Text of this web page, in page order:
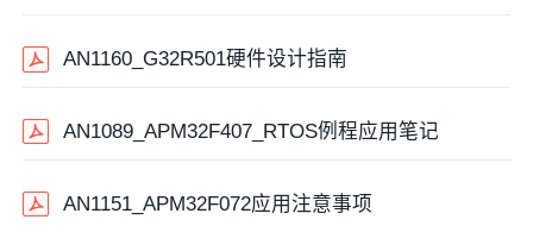
AN1160_G32R501硬件设计指南
AN1089_APM32F407_RTOS例程应用笔记
AN1151_APM32F072应用注意事项